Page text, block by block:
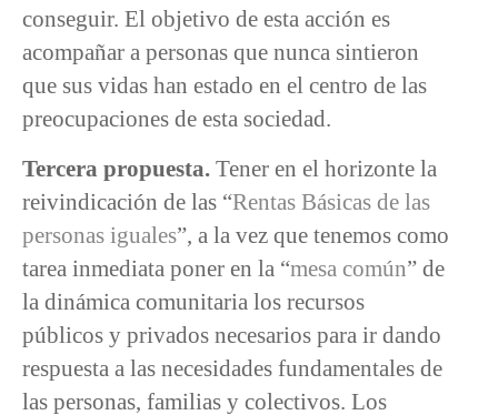
conseguir. El objetivo de esta acción es
acompañar a personas que nunca sintieron
que sus vidas han estado en el centro de las
preocupaciones de esta sociedad.
Tercera propuesta. Tener en el horizonte la
reivindicación de las “Rentas Básicas de las
personas iguales”, a la vez que tenemos como
tarea inmediata poner en la “mesa común” de
la dinámica comunitaria los recursos
públicos y privados necesarios para ir dando
respuesta a las necesidades fundamentales de
las personas, familias y colectivos. Los